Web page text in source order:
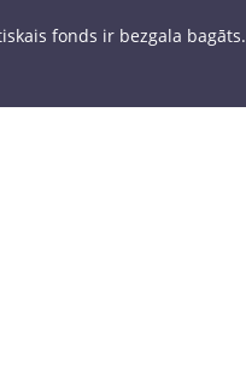
fonds ir bezgala bagāts.